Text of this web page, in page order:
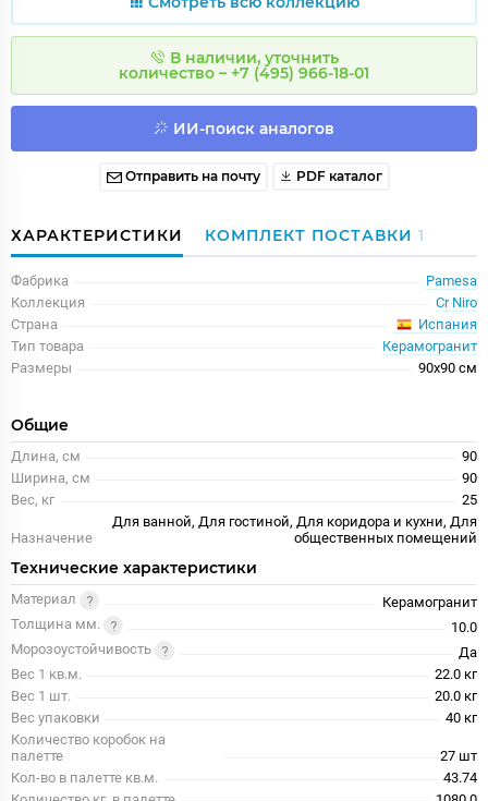
В наличии, уточнить
количество – +7 (495) 966-18-01
ИИ-поиск аналогов
Отправить на почту PDF каталог
ХАРАКТЕРИСТИКИ КОМПЛЕКТ ПОСТАВКИ 1
Фабрика
Pamesa
Коллекция
Cr Niro
Страна
Испания
Тип товара
Керамогранит
Размеры
90x90 см
Общие
Длина, см
90
Ширина, см
90
Вес, кг
25
Назначение
Для ванной, Для гостиной, Для коридора и кухни, Для
общественных помещений
Технические характеристики
Материал
Керамогранит
Толщина мм.
10.0
Морозоустойчивость
Да
Вес 1 кв.м.
22.0 кг
Вес 1 шт.
20.0 кг
Вес упаковки
40 кг
Количество коробок на
палетте
27 шт
Кол-во в палетте кв.м.
43.74